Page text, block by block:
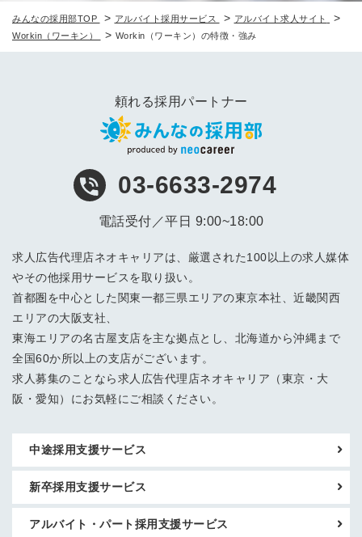
みんなの採用部TOP > アルバイト採用サービス > アルバイト求人サイト >
Workin（ワーキン） > Workin（ワーキン）の特徴・強み
頼れる採用パートナー
03-6633-2974
電話受付／平日 9:00~18:00
求人広告代理店ネオキャリアは、厳選された100以上の求人媒体
やその他採用サービスを取り扱い。
首都圏を中心とした関東一都三県エリアの東京本社、近畿関西
エリアの大阪支社、
東海エリアの名古屋支店を主な拠点とし、北海道から沖縄まで
全国60か所以上の支店がございます。
求人募集のことなら求人広告代理店ネオキャリア（東京・大
阪・愛知）にお気軽にご相談ください。
中途採用支援サービス
新卒採用支援サービス
アルバイト・パート採用支援サービス